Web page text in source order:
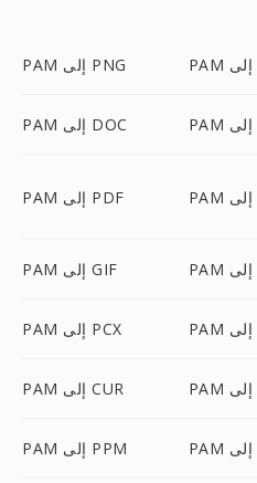
PAM إلى PNG
PAM إلى DOC
PAM إلى PDF
PAM إلى GIF
PAM إلى PCX
PAM إلى CUR
PAM إلى PPM